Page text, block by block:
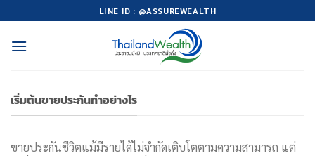
to
content
LINE ID : @ASSUREWEALTH
เริ่มต้นขายประกันทำอย่างไร
ขายประกันชีวิตแม้มีรายได้ไม่จำกัดเติบโตตามความสามารถ แต่